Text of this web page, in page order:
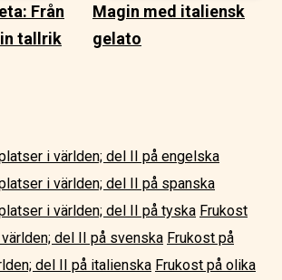
Från
tallrik
Magin med italiensk
gelato
i världen; del II på engelska
i världen; del II på spanska
i världen; del II på tyska Frukost
del II på svenska Frukost på
del II på italienska Frukost på olika